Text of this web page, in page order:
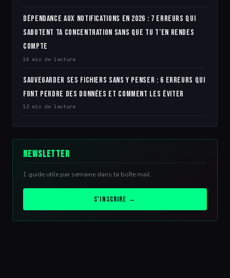
Dépendance aux notifications en 2026 : 7 erreurs qui
sabotent ta concentration sans que tu t’en rendes
compte
14 min de lecture
Sauvegarder ses fichiers sans y penser : 6 erreurs qui
font perdre des données et comment les éviter
12 min de lecture
Newsletter
1 guide utile par semaine dans ta boîte mail.
S'inscrire →